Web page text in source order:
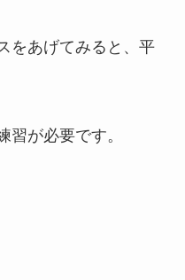
をあげてみると、平
習が必要です。